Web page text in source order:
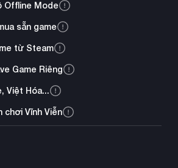
Offline Mode
sẵn game
từ Steam
Game Riêng
Việt Hóa...
chơi Vĩnh Viễn